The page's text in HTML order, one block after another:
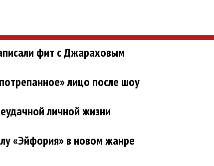
фит с Джараховым
лицо после шоу
личной жизни
«Эйфория» в новом жанре